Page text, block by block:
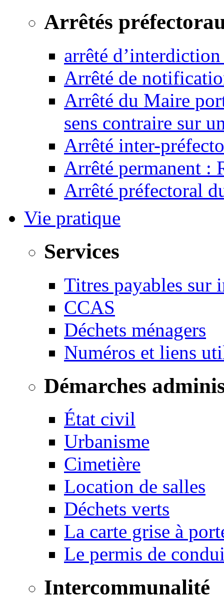
Arrêtés
arrêté
Arrêté de
Arrêté du Maire
sens contraire sur
Arrêté inter-
Arrêté permanent :
Arrêté préfectoral
Vie pratique
Services
Titres payables sur
CCAS
Déchets ménagers
Numéros et liens
Démarches
État civil
Urbanisme
Cimetière
Location de salles
Déchets verts
La carte grise à
Le permis de
Intercommunalité